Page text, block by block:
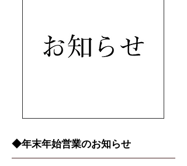
◆年末年始営業のお知らせ